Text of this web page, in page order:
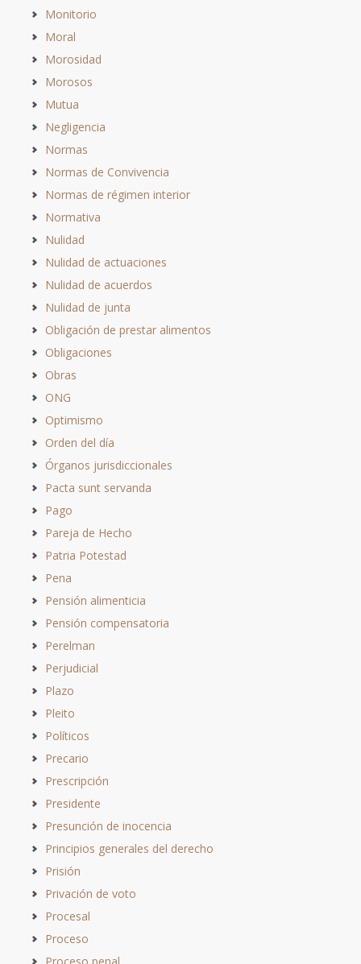
Monitorio
Moral
Morosidad
Morosos
Mutua
Negligencia
Normas
Normas de Convivencia
Normas de régimen interior
Normativa
Nulidad
Nulidad de actuaciones
Nulidad de acuerdos
Nulidad de junta
Obligación de prestar alimentos
Obligaciones
Obras
ONG
Optimismo
Orden del día
Órganos jurisdiccionales
Pacta sunt servanda
Pago
Pareja de Hecho
Patria Potestad
Pena
Pensión alimenticia
Pensión compensatoria
Perelman
Perjudicial
Plazo
Pleito
Políticos
Precario
Prescripción
Presidente
Presunción de inocencia
Principios generales del derecho
Prisión
Privación de voto
Procesal
Proceso
Proceso penal